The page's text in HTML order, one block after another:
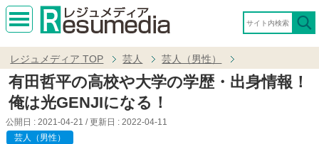
MEN
レジュメディア TOP 芸人 芸人（男性）
有田哲平の高校や大学の学歴・出身情報！
俺は光GENJIになる！
公開日 : 2021-04-21 / 更新日 : 2022-04-11
芸人（男性）